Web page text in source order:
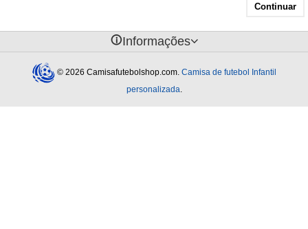
Continuar
󰈢Informações
© 2026 Camisafutebolshop.com.Camisa de futebol Infantil
personalizada.